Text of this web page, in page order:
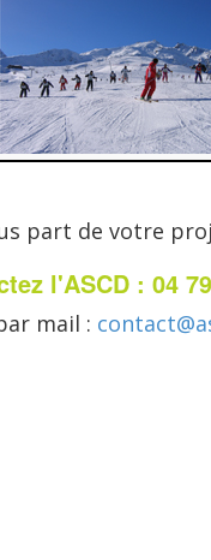
part de votre
l'ASCD : 04
mail :